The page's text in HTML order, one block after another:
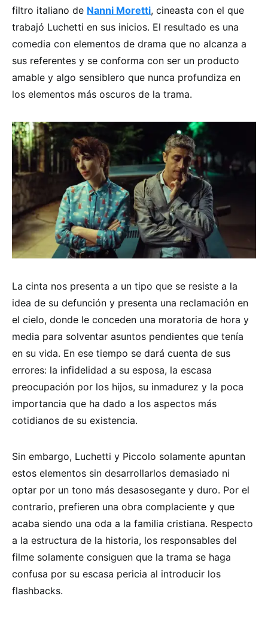
filtro italiano de Nanni Moretti, cineasta con el que
trabajó Luchetti en sus inicios. El resultado es una
comedia con elementos de drama que no alcanza a
sus referentes y se conforma con ser un producto
amable y algo sensiblero que nunca profundiza en
los elementos más oscuros de la trama.
La cinta nos presenta a un tipo que se resiste a la
idea de su defunción y presenta una reclamación en
el cielo, donde le conceden una moratoria de hora y
media para solventar asuntos pendientes que tenía
en su vida. En ese tiempo se dará cuenta de sus
errores: la infidelidad a su esposa, la escasa
preocupación por los hijos, su inmadurez y la poca
importancia que ha dado a los aspectos más
cotidianos de su existencia.
Sin embargo, Luchetti y Piccolo solamente apuntan
estos elementos sin desarrollarlos demasiado ni
optar por un tono más desasosegante y duro. Por el
contrario, prefieren una obra complaciente y que
acaba siendo una oda a la familia cristiana. Respecto
a la estructura de la historia, los responsables del
filme solamente consiguen que la trama se haga
confusa por su escasa pericia al introducir los
flashbacks.